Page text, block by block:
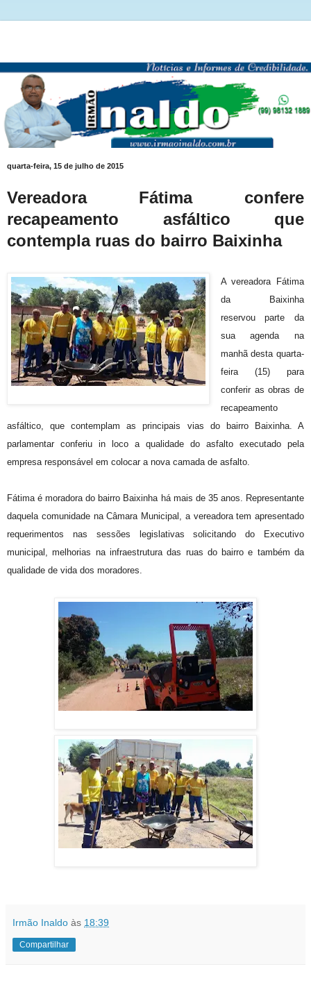
quarta-feira, 15 de julho de 2015
Vereadora Fátima confere
recapeamento asfáltico que
contempla ruas do bairro Baixinha
A vereadora Fátima
da Baixinha
reservou parte da
sua agenda na
manhã desta quarta-
feira (15) para
conferir as obras de
recapeamento
asfáltico, que contemplam as principais vias do bairro Baixinha. A
parlamentar conferiu in loco a qualidade do asfalto executado pela
empresa responsável em colocar a nova camada de asfalto.
Fátima é moradora do bairro Baixinha há mais de 35 anos. Representante
daquela comunidade na Câmara Municipal, a vereadora tem apresentado
requerimentos nas sessões legislativas solicitando do Executivo
municipal, melhorias na infraestrutura das ruas do bairro e também da
qualidade de vida dos moradores.
Irmão Inaldo às 18:39
Compartilhar